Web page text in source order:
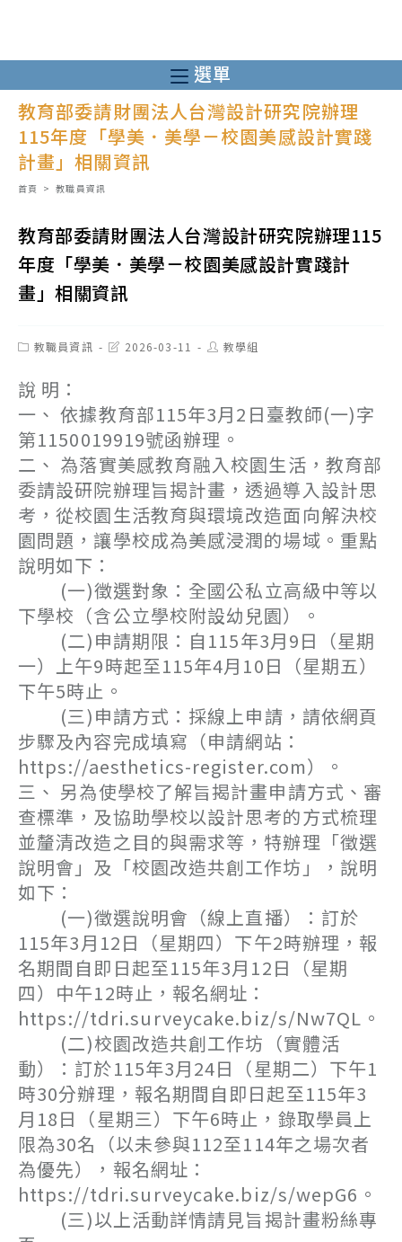
至
主
要
選單
教育部委請財團法人台灣設計研究院辦理
115年度「學美．美學－校園美感設計實踐
計畫」相關資訊
首頁 > 教職員資訊
教育部委請財團法人台灣設計研究院辦理115
年度「學美．美學－校園美感設計實踐計
畫」相關資訊
Post教職員資訊
Post2026-03-11
Post教學組
說 明：
一、 依據教育部115年3月2日臺教師(一)字
第1150019919號函辦理。
二、 為落實美感教育融入校園生活，教育部
委請設研院辦理旨揭計畫，透過導入設計思
考，從校園生活教育與環境改造面向解決校
園問題，讓學校成為美感浸潤的場域。重點
說明如下：
(一)徵選對象：全國公私立高級中等以
下學校（含公立學校附設幼兒園）。
(二)申請期限：自115年3月9日（星期
一）上午9時起至115年4月10日（星期五）
下午5時止。
(三)申請方式：採線上申請，請依網頁
步驟及內容完成填寫（申請網站：
https://aesthetics-register.com）。
三、 另為使學校了解旨揭計畫申請方式、審
查標準，及協助學校以設計思考的方式梳理
並釐清改造之目的與需求等，特辦理「徵選
說明會」及「校園改造共創工作坊」，說明
如下：
(一)徵選說明會（線上直播）：訂於
115年3月12日（星期四）下午2時辦理，報
名期間自即日起至115年3月12日（星期
四）中午12時止，報名網址：
https://tdri.surveycake.biz/s/Nw7QL。
(二)校園改造共創工作坊（實體活
動）：訂於115年3月24日（星期二）下午1
時30分辦理，報名期間自即日起至115年3
月18日（星期三）下午6時止，錄取學員上
限為30名（以未參與112至114年之場次者
為優先），報名網址：
https://tdri.surveycake.biz/s/wepG6。
(三)以上活動詳情請見旨揭計畫粉絲專